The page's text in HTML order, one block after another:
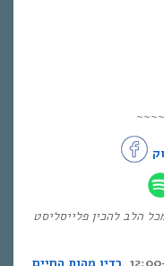
הלב להכין פלייסליסט